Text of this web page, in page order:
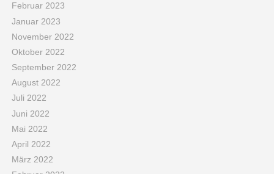
Februar 2023
Januar 2023
November 2022
Oktober 2022
September 2022
August 2022
Juli 2022
Juni 2022
Mai 2022
April 2022
März 2022